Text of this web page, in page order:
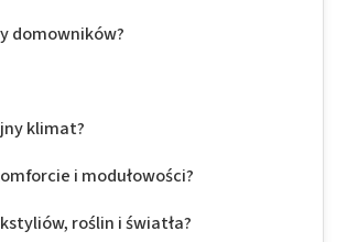
domowników?
klimat?
i modułowości?
roślin i światła?